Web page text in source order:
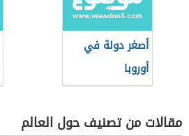
أصغر دولة في
أوروبا
مقالات من تصنيف حول العالم